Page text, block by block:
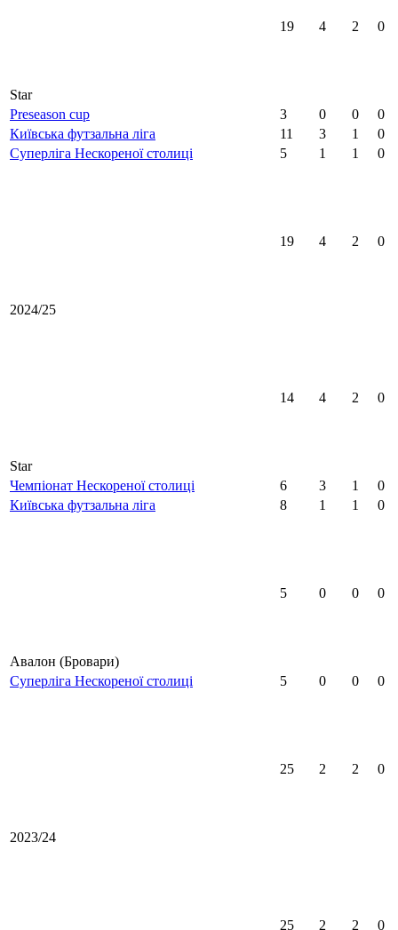
Star
19 4 2 0
Preseason cup 3 0 0
0
Київська футзальна ліга
11 3 1
0
Суперліга Нескореної столиці
5 1 1 0
2024/25
19 4 2 0
Star
14 4 2 0
Чемпіонат Нескореної столиці 6 3 1
0
Київська футзальна ліга
8 1 1 0
Авалон (Бровари)
5 0 0 0
Суперліга Нескореної столиці 5 0 0 0
2023/24
25 2 2 0
25 2 2 0